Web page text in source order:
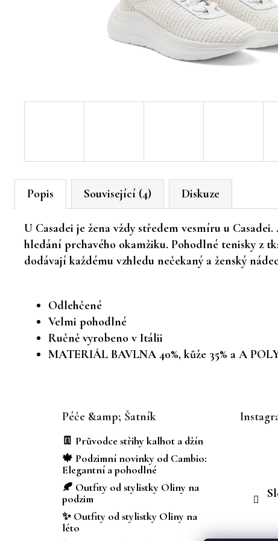
Popis Související (4) Diskuze
U Casadei je žena vždy středem vesmíru u
hledání prchavého okamžiku. Pohodlné tenisky z
dodávají každému vzhledu nečekaný a ženský
Odlehčené
Velmi pohodlné
Ručně vyrobeno v Itálii
MATERIÁL BAVLNA 40%, kůže 35% a A
Péče &amp; Šatník
👖 Průvodce střihy kalhot a džín
🍁 Podzimní novinky od Cambio:
Elegantní a pohodlné
🍂 Outfity od stylistky Oliny na
podzim
✨ Outfity od stylistky Oliny na
léto